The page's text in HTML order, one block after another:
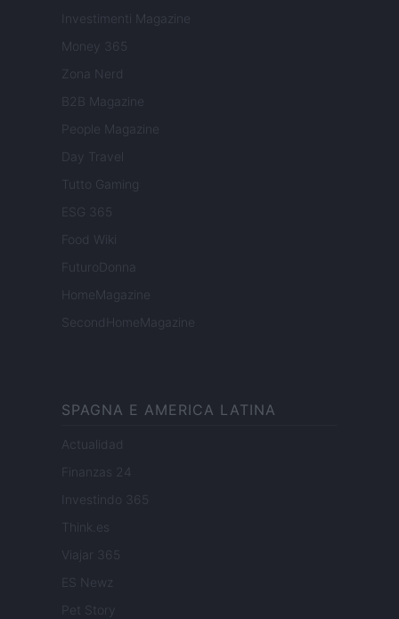
Investimenti Magazine
Money 365
Zona Nerd
B2B Magazine
People Magazine
Day Travel
Tutto Gaming
ESG 365
Food Wiki
FuturoDonna
HomeMagazine
SecondHomeMagazine
SPAGNA E AMERICA LATINA
Actualidad
Finanzas 24
Investindo 365
Think.es
Viajar 365
ES Newz
Pet Story